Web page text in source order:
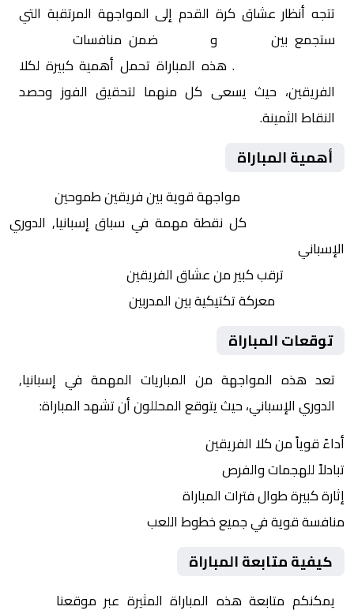
تتجه أنظار عشاق كرة القدم إلى المواجهة المرتقبة التي
ستجمع بين
و ضمن منافسات
. هذه المباراة تحمل أهمية كبيرة لكلا
الفريقين، حيث يسعى كل منهما لتحقيق الفوز وحصد
النقاط الثمينة.
أهمية المباراة
مواجهة قوية بين فريقين طموحين
كل نقطة مهمة في سباق إسبانيا, الدوري
الإسباني
ترقب كبير من عشاق الفريقين
معركة تكتيكية بين المدربين
توقعات المباراة
تعد هذه المواجهة من المباريات المهمة في إسبانيا,
الدوري الإسباني، حيث يتوقع المحللون أن تشهد المباراة:
أداءً قوياً من كلا الفريقين
تبادلاً للهجمات والفرص
إثارة كبيرة طوال فترات المباراة
منافسة قوية في جميع خطوط اللعب
كيفية متابعة المباراة
يمكنكم متابعة هذه المباراة المثيرة عبر موقعنا